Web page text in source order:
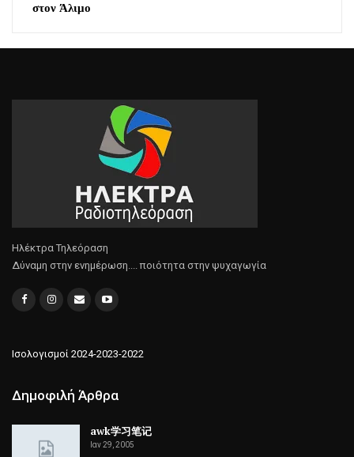
στον Άλιμο
Ηλέκτρα Τηλεόραση
Δύναμη στην ενημέρωση.... ποιότητα στην ψυχαγωγία
Ισολογισμοί 2024-2023-2022
Δημοφιλή Άρθρα
awk学习笔记
Ιαν 29, 2005